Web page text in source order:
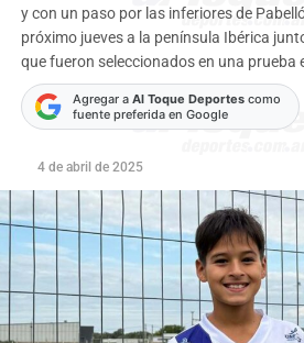
y con un paso por las inferiores de
próximo jueves a la península Ibérica
que fueron seleccionados en una prueba
Agregar a Al Toque Deportescomo
fuente preferida en Google
4 de abril de 2025